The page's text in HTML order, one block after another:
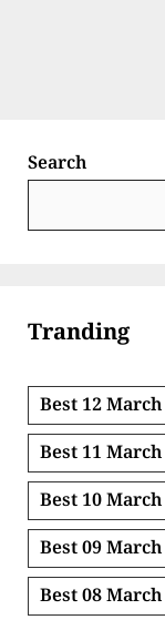
Search
Tranding
Best 12
Best 11
Best 10
Best 09
Best 08